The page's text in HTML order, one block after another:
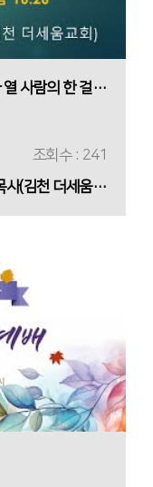
(정통령 목사) 한 사람의 열 걸음보다 열 사람의 한 걸음으로 걷는 목회
조회수 : 241
정통령 목사(김천 더세움교회)